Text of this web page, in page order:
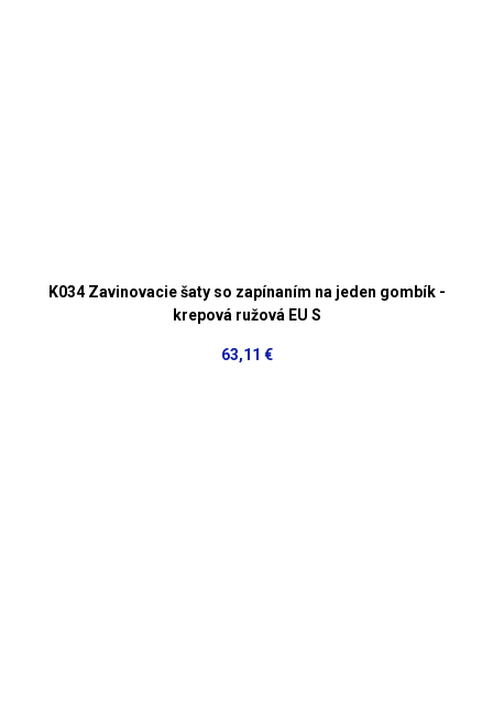
K034 Zavinovacie šaty so zapínaním na jeden gombík -
krepová ružová EU S
63,11 €